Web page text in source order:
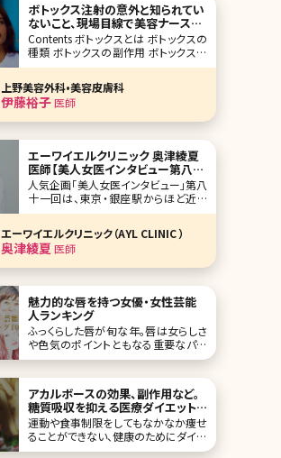
ボトックス注射の意外と知られてい
ないこと、現場目線で美容ナースが
徹底解説
Contents ボトックスとは ボトックスの
種類 ボトックスの副作用 ボトックスの
価格 注入する箇所 まとめ 太陽の光が
眩しかったり、体をどこかにぶつけて痛
みがある時に出てくる眉間のシワは年
代問わず起こり得ます。ただ、そのシワ
は年齢を重ねれば重ねるほどに残って
上野美容外科•美容皮膚科
伊藤裕子医師
エーワイエルクリニック 奥津綾夏
医師【美人女医インタビュー第八十
一回】
人気企画「美人女医インタビュー」第八
十一回は、東京・銀座駅からほど近い
エーワイエルクリニック（AYL CLINIC）
で院長を務める奥津綾夏（おくつ あや
か）先生です。 扉を開けると広がる、こ
だわり抜かれた絶妙な紫の空間と花。
顔回りの外科手術をメインに据え、お
エーワイエルクリニック（AYL CLINIC ）
奥津綾夏 医師
魅力的な唇を持つ女優・女性芸能
人ランキング
ふっくらした唇が旬な年。唇は女らしさ
や色気のポイントともなる重要なパー
ツです。旬な唇を持つ芸能人・女優をラ
てみてくださいね♪ 第1位石原さとみ
この投稿をInstagramで見る
アカルボースの効果、副作用など。
糖質吸収を抑える医療ダイエット
薬
運動や食事制限をしてもなかなか痩せ
ることができない、健康のためにダイエ
ットをする必要がある……。そんな人た